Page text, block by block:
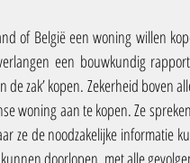
of België een woning willen
een bouwkundig
de zak’ kopen. Zekerheid boven
woning aan te kopen. Ze
ze de noodzakelijke informatie
doorlopen, met alle